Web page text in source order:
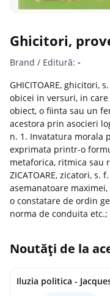
Ghicitori,
Brand / Editură: -
GHICITOARE, ghicitori,
obicei in versuri, in
obiect, o fiinta sau un
acestora prin asocieri
n. 1. Invatatura morala
exprimata printr-o
metaforica, ritmica sau
ZICATOARE, zicatori, s.
asemanatoare
o constatare de ordin
norma de conduita
Noutăți de la